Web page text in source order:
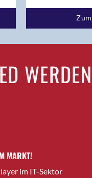
WERDEN
MARKT!
im IT-Sektor